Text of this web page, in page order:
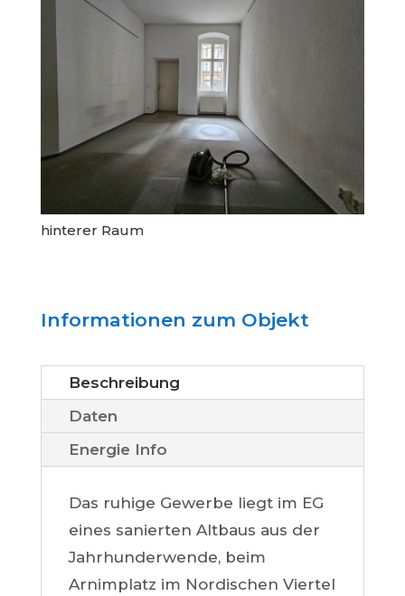
hinterer Raum
Informationen zum Objekt
Beschreibung
Daten
Energie Info
Das ruhige Gewerbe liegt im EG
eines sanierten Altbaus aus der
Jahrhunderwende, beim
Arnimplatz im Nordischen Viertel